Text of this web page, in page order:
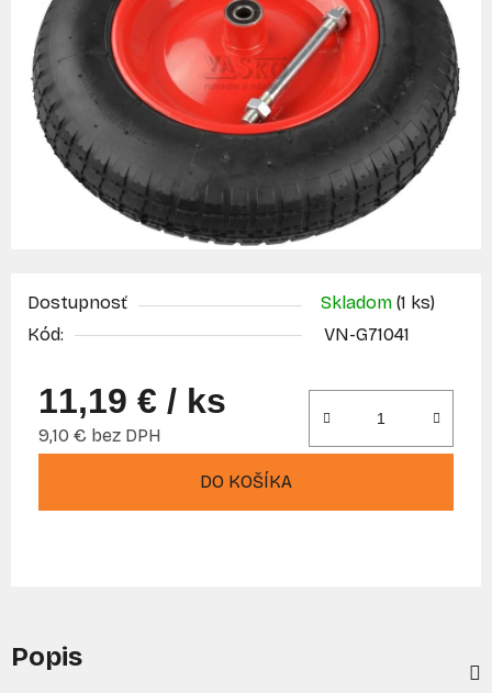
Dostupnosť Skladom (1 ks)
Kód:
VN-G71041
11,19 € / ks
9,10 € bez DPH
DO KOŠÍKA
Popis